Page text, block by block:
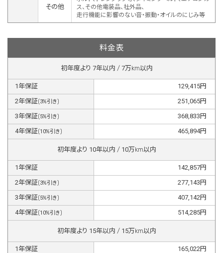
その他
ス、その他電装品、社外品、
走行機能に影響のない音・振動・オイルのにじみ等
料金表
初年度より 7年以内 / 7万km以内
1年保証 129,415円
2年保証(3%引き) 251,065円
3年保証(5%引き) 368,833円
4年保証(10%引き) 465,894円
初年度より 10年以内 / 10万km以内
1年保証 142,857円
2年保証(3%引き) 277,143円
3年保証(5%引き) 407,142円
4年保証(10%引き) 514,285円
初年度より 15年以内 / 15万km以内
1年保証 165,022円